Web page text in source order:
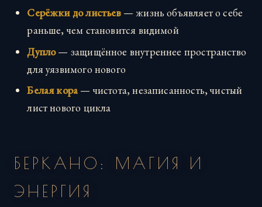
Серёжки до листьев— жизнь объявляет о себе
раньше, чем становится видимой
Дупло— защищённое внутреннее пространство
для уязвимого нового
Белая кора— чистота, незаписанность, чистый
лист нового цикла
БЕРКАНО: МАГИЯ И
ЭНЕРГИЯ